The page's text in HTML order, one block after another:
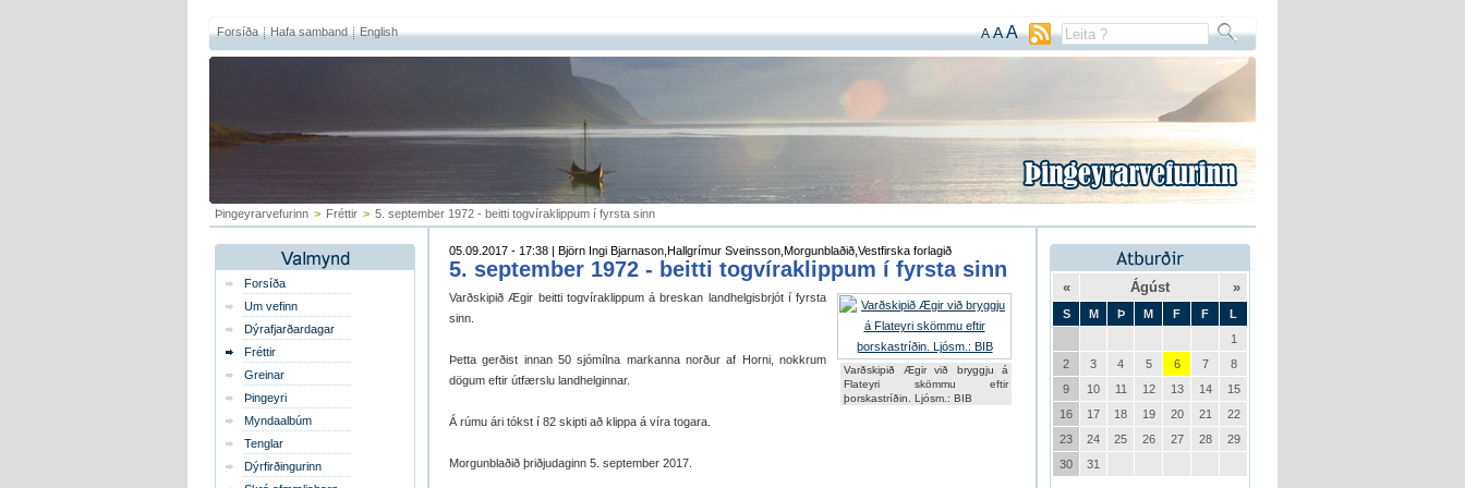
Forsíða Hafa samband English A AA
Þingeyrarvefurinn > Fréttir > 5. sept­em­ber 1972 - beitti tog­vír­aklipp­um í fyrsta sinn
Forsíða
Um vefinn
Dýrafjarðardagar
Fréttir
Greinar
Þingeyri
Myndaalbúm
Tenglar
Dýrfirðingurinn
05.09.2017 - 17:38 | Björn Ingi Bjarnason,Hallgrímur Sveinsson,Morgunblaðið,Vestfirska forlagið
5. sept­em­ber 1972 - beitti tog­vír­aklipp­um í fyrsta sinn
Varðskipið Ægir við bryggju á
Flateyri skömmu eftir
þorskastríðin. Ljósm.: BIB
Varðskipið Ægir beitti tog­vír­aklipp­um á bresk­an land­helg­is­brjót í fyrsta
sinn.
Þetta gerðist inn­an 50 sjó­mílna mark­anna norður af Horni, nokkr­um
dög­um eft­ir út­færslu land­helg­inn­ar.
Á rúmu ári tókst í 82 skipti að klippa á víra tog­ara.
Morgunblaðið þriðjudaginn 5. september 2017.
« Ágúst »
S M Þ M F F
L
1
2
3 4 5 6 7
8
9
10 11 12 13 14
15
16
17 18 19 20 21
22
23
24 25 26 27 28
29
30
31